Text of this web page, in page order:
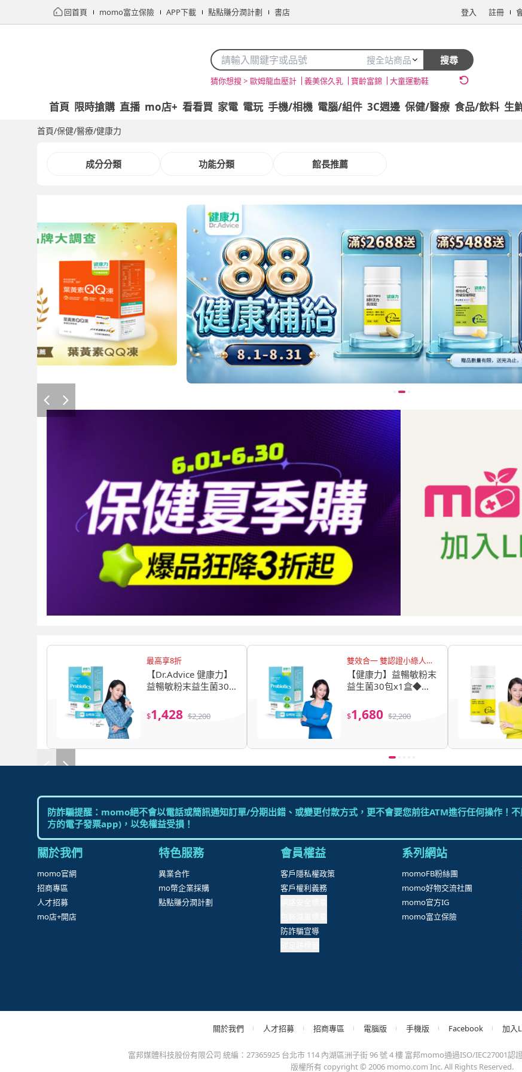
回首頁 momo富立保險 APP下載 點點賺分潤計劃 書店 登入 註冊
搜全站商品 搜尋
猜你想搜 > 歐姆龍血壓計 義美保久乳 寶齡富錦 大童運動鞋
首頁 限時搶購 直播 mo店+ 看看買 家電 電玩 手機/相機 電腦/組件 3C週邊 保健/醫療 食品/飲料 生
首頁/保健/醫療/健康力
成分分類 功能分類 館長推薦
最高享8折
【Dr.Advice 健康力】
益暢敏粉末益生菌30
敏 胃腸功能 健康雙認
證)
$1,428 $2,200
雙效合一 雙認證小綠人益
生菌
【健康力】益暢敏粉末
益生菌30包x1盒◆加
期購(過敏、胃腸功能)
$1,680 $2,200
防詐騙提醒：momo絕不會以電話或簡訊通知訂單/分期出錯、或變更付款方式，更不會要您前往ATM進行任何操作
方的電子發票app)，以免權益受損！
關於我們
momo官網
招商專區
人才招募
mo店+開店
特色服務
異業合作
mo幣企業採購
點點賺分潤計劃
會員權益
客戶隱私權政策
客戶權利義務
防詐騙宣導
系列網站
momoFB粉絲團
momo好物交流社團
momo官方IG
momo富立保險
關於我們 人才招募 招商專區 電腦版 手機版 Facebook 加入
富邦媒體科技股份有限公司 統編：27365925 台北市 114 內湖區洲子街 96 號 4 樓 富邦momo通過ISO/IEC27001認
版權所有 copyright © 2006 momo.com Inc. All Rights Reserved.